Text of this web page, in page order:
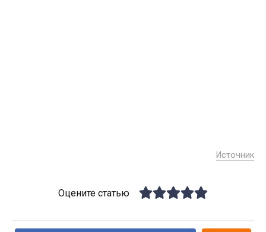
Источник
Оцените статью